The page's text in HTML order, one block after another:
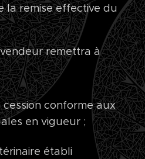
la remise effective du
remettra à
conforme aux
en vigueur ;
établi